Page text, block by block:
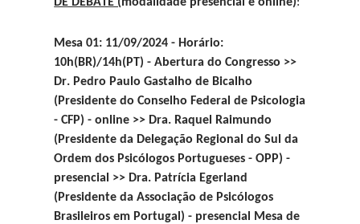
Mesa 01: 11/09/2024 - Horário:
10h(BR)/14h(PT) - Abertura do Congresso >>
Dr. Pedro Paulo Gastalho de Bicalho
(Presidente do Conselho Federal de Psicologia
- CFP) - online >> Dra. Raquel Raimundo
(Presidente da Delegação Regional do Sul da
Ordem dos Psicólogos Portugueses - OPP) -
presencial >> Dra. Patrícia Egerland
(Presidente da Associação de Psicólogos
Brasileiros em Portugal) - presencial Mesa de